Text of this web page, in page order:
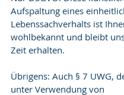
Aufspaltung eines
Lebenssachverhalts ist
wohlbekannt und bleibt
Zeit erhalten.
Übrigens: Auch § 7 UWG,
unter Verwendung von